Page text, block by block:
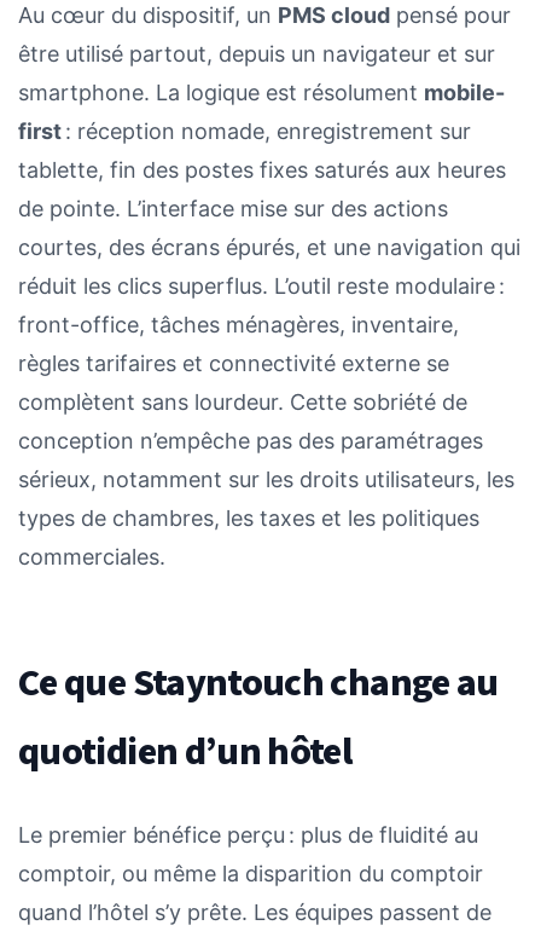
Au cœur du dispositif, un PMS cloud pensé pour
être utilisé partout, depuis un navigateur et sur
smartphone. La logique est résolument mobile-
first: réception nomade, enregistrement sur
tablette, fin des postes fixes saturés aux heures
de pointe. L’interface mise sur des actions
courtes, des écrans épurés, et une navigation qui
réduit les clics superflus. L’outil reste modulaire :
front-office, tâches ménagères, inventaire,
règles tarifaires et connectivité externe se
complètent sans lourdeur. Cette sobriété de
conception n’empêche pas des paramétrages
sérieux, notamment sur les droits utilisateurs, les
types de chambres, les taxes et les politiques
commerciales.
Ce que Stayntouch change au
quotidien d’un hôtel
Le premier bénéfice perçu : plus de fluidité au
comptoir, ou même la disparition du comptoir
quand l’hôtel s’y prête. Les équipes passent de